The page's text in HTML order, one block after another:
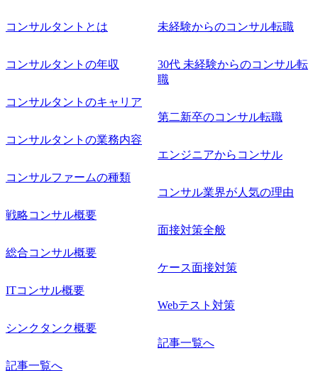
コンサルタントとは
コンサルタントの年収
コンサルタントのキャリア
コンサルタントの業務内容
コンサルファームの種類
戦略コンサル概要
総合コンサル概要
ITコンサル概要
シンクタンク概要
記事一覧へ
未経験からのコンサル転職
30代 未経験からのコンサル転
職
第二新卒のコンサル転職
エンジニアからコンサル
コンサル業界が人気の理由
面接対策全般
ケース面接対策
Webテスト対策
記事一覧へ